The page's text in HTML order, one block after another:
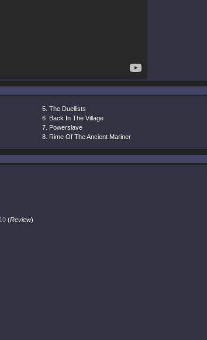
The Duellists
Back In The Village
Powerslave
Rime Of The Ancient Mariner
(Review)